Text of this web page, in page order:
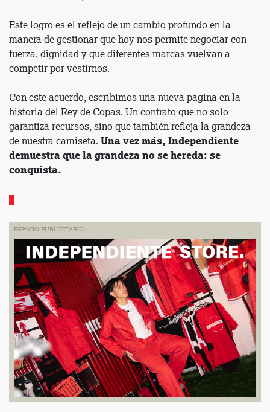
Este logro es el reflejo de un cambio profundo en la
manera de gestionar que hoy nos permite negociar con
fuerza, dignidad y que diferentes marcas vuelvan a
competir por vestirnos.
Con este acuerdo, escribimos una nueva página en la
historia del Rey de Copas. Un contrato que no solo
garantiza recursos, sino que también refleja la grandeza
de nuestra camiseta. Una vez más, Independiente
demuestra que la grandeza no se hereda: se
conquista.
ESPACIO PUBLICITARIO